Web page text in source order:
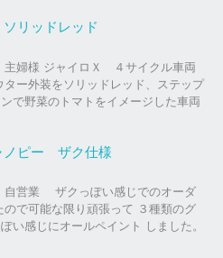
リッドレッド
婦様 ジャイロＸ ４サイクル車両
ター外装をソリッドレッド、ステップ
で野菜のトマトをイメージした車両
ノピー ザク仕様
営業 ザクっぽい感じでのオーダ
ので可能な限り頑張って ３種類のグ
い感じにオールペイント しました。